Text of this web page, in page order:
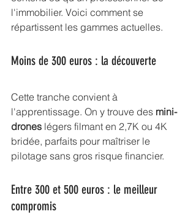
l'immobilier. Voici comment se
répartissent les gammes actuelles.
Moins de 300 euros : la découverte
Cette tranche convient à
l'apprentissage. On y trouve des mini-
drones légers filmant en 2,7K ou 4K
bridée, parfaits pour maîtriser le
pilotage sans gros risque financier.
Entre 300 et 500 euros : le meilleur
compromis